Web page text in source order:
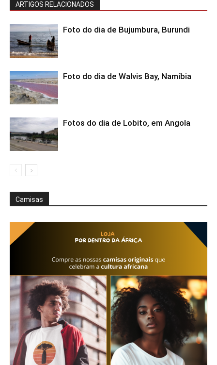
ARTIGOS RELACIONADOS
Foto do dia de Bujumbura, Burundi
Foto do dia de Walvis Bay, Namíbia
Fotos do dia de Lobito, em Angola
Camisas